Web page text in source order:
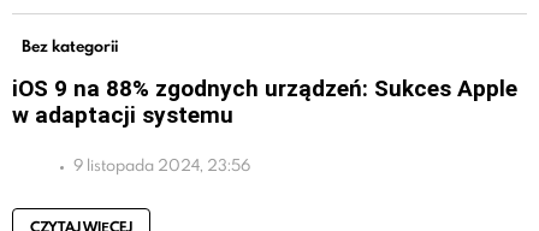
Bez kategorii
iOS 9 na 88% zgodnych urządzeń: Sukces Apple
w adaptacji systemu
9 listopada 2024, 23:56